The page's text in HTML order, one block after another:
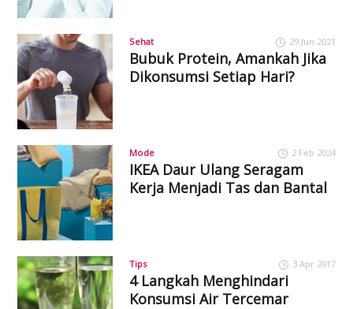
Sehat 29 Jun 2021
Bubuk Protein, Amankah Jika
Dikonsumsi Setiap Hari?
Mode 2 Feb 2024
IKEA Daur Ulang Seragam
Kerja Menjadi Tas dan Bantal
Tips 3 Apr 2017
4 Langkah Menghindari
Konsumsi Air Tercemar